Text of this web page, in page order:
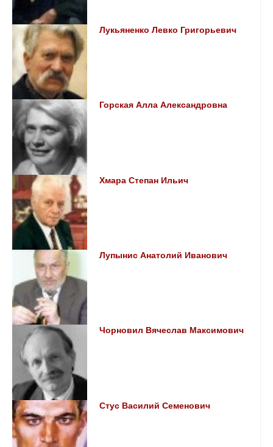
Лукьяненко Левко Григорьевич
Горская Алла Александровна
Хмара Степан Ильич
Лупынис Анатолий Иванович
Чорновил Вячеслав Максимович
Стус Василий Семенович